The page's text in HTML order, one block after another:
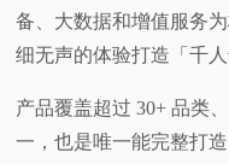
备、大数据和增值服务
细无声的体验打造「千
产品覆盖超过 30+ 品类
一，也是唯一能完整打